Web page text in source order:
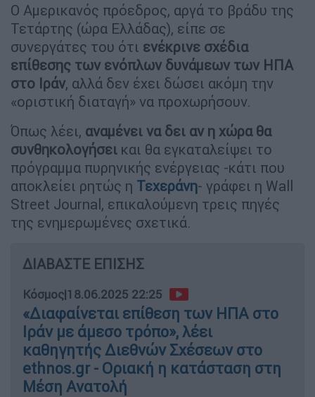
Ο Αμερικανός πρόεδρος, αργά το βράδυ της
Τετάρτης (ώρα Ελλάδας), είπε σε
συνεργάτες του ότι ενέκρινε σχέδια
επίθεσης των ενόπλων δυνάμεων των ΗΠΑ
στο Ιράν, αλλά δεν έχει δώσει ακόμη την
«οριστική διαταγή» να προχωρήσουν.
Όπως λέει, αναμένει να δει αν η χώρα θα
συνθηκολογήσει και θα εγκαταλείψει το
πρόγραμμα πυρηνικής ενέργειας -κάτι που
αποκλείει ρητώς η Τεχεράνη- γράφει η Wall
Street Journal, επικαλούμενη τρεις πηγές
της ενημερωμένες σχετικά.
ΔΙΑΒΑΣΤΕ ΕΠΙΣΗΣ
Κόσμος|18.06.2025 22:25
«Διαφαίνεται επίθεση των ΗΠΑ στο
Ιράν με άμεσο τρόπο», λέει
καθηγητής Διεθνών Σχέσεων στο
ethnos.gr - Οριακή η κατάσταση στη
Μέση Ανατολή